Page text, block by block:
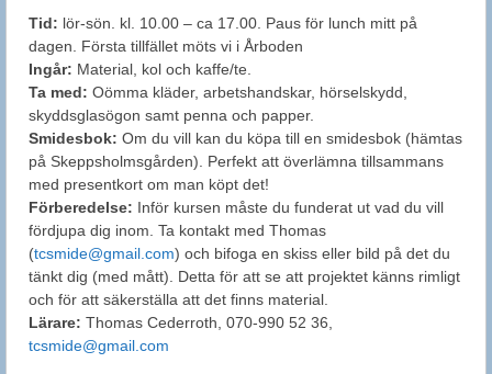
Tid: lör-sön. kl. 10.00 – ca 17.00. Paus för lunch mitt på
dagen. Första tillfället möts vi i Årboden
Ingår: Material, kol och kaffe/te.
Ta med: Oömma kläder, arbetshandskar, hörselskydd,
skyddsglasögon samt penna och papper.
Smidesbok: Om du vill kan du köpa till en smidesbok (hämtas
på Skeppsholmsgården). Perfekt att överlämna tillsammans
med presentkort om man köpt det!
Förberedelse: Inför kursen måste du funderat ut vad du vill
fördjupa dig inom. Ta kontakt med Thomas
(tcsmide@gmail.com) och bifoga en skiss eller bild på det du
tänkt dig (med mått). Detta för att se att projektet känns rimligt
och för att säkerställa att det finns material.
Lärare: Thomas Cederroth, 070-990 52 36,
tcsmide@gmail.com